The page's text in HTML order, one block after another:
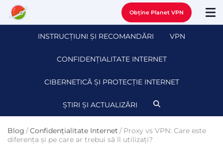
Obține Planet VPN
INSTRUCȚIUNI ȘI RECOMANDĂRI VPN
CONFIDENȚIALITATE INTERNET
CIBERNETICĂ ȘI PROTECȚIE INTERNET
ȘTIRI ȘI ACTUALIZĂRI
Blog /Confidențialitate Internet / Proxy vs VPN: Care este
diferența și pe care ar trebui să îl utilizați?